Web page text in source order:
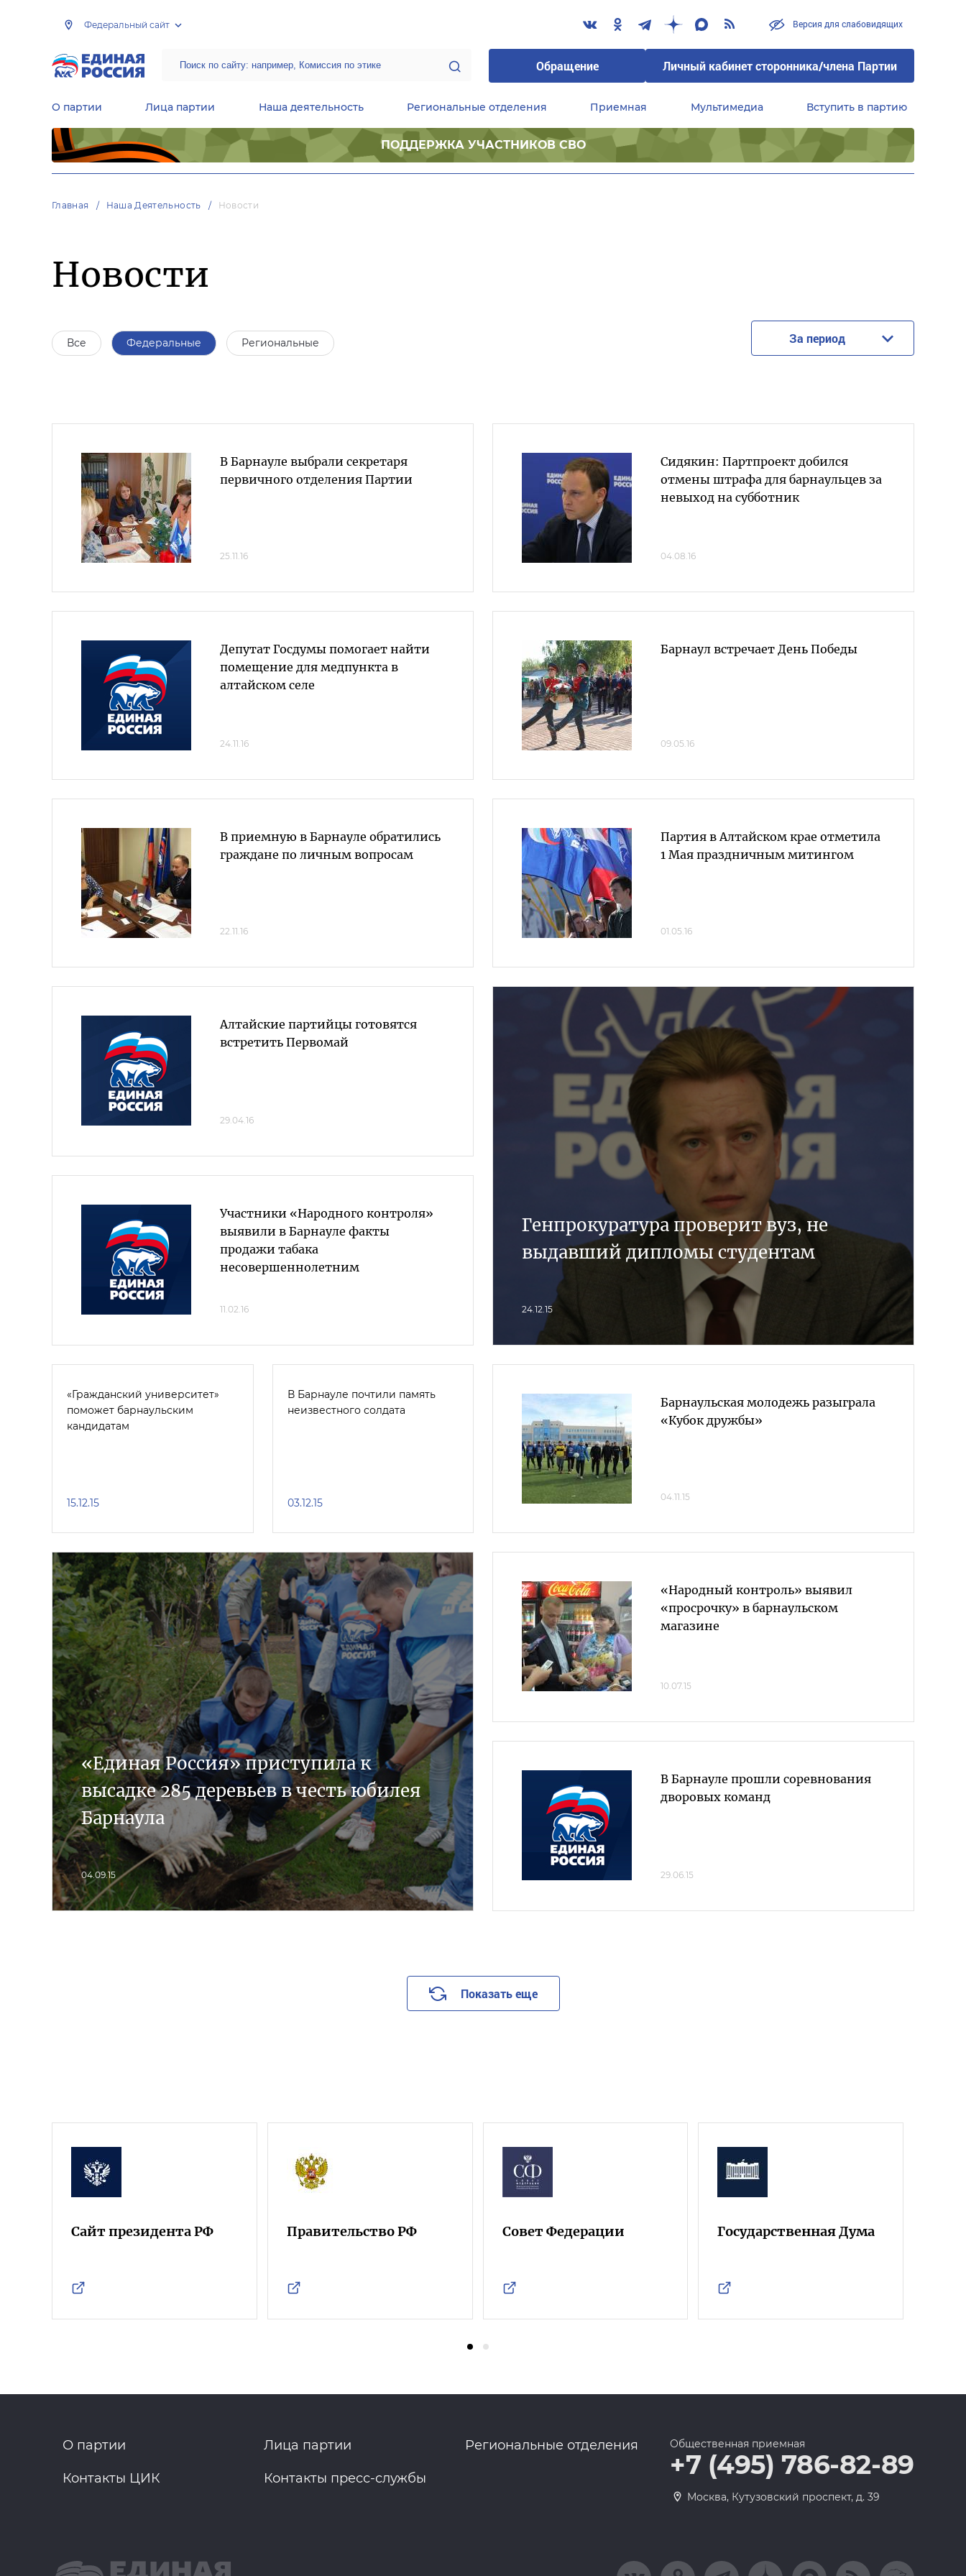
Федеральный сайт Версия для слабовидящих
Обращение Личный кабинет сторонника/члена Партии
О партии Лица партии Наша деятельность Региональные отделения Приемная Мультимедиа Вступить в партию
ПОДДЕРЖКА УЧАСТНИКОВ СВО
Главная Наша Деятельность Новости
Новости
Все Федеральные Региональные За период
В Барнауле выбрали секретаря
первичного отделения Партии
25.11.16
Депутат Госдумы помогает найти
помещение для медпункта в
алтайском селе
24.11.16
В приемную в Барнауле обратились
граждане по личным вопросам
22.11.16
Сидякин: Партпроект добился
отмены штрафа для барнаульцев за
невыход на субботник
04.08.16
Барнаул встречает День Победы
09.05.16
Партия в Алтайском крае отметила
1 Мая праздничным митингом
01.05.16
Алтайские партийцы готовятся
встретить Первомай
29.04.16
Участники «Народного контроля»
выявили в Барнауле факты
продажи табака
несовершеннолетним
11.02.16
Генпрокуратура проверит вуз, не
выдавший дипломы студентам
24.12.15
«Гражданский университет»
поможет барнаульским
кандидатам
15.12.15
В Барнауле почтили память
неизвестного солдата
03.12.15
Барнаульская молодежь разыграла
«Кубок дружбы»
04.11.15
«Единая Россия» приступила к
высадке 285 деревьев в честь юбилея
Барнаула
04.09.15
«Народный контроль» выявил
«просрочку» в барнаульском
магазине
10.07.15
В Барнауле прошли соревнования
дворовых команд
29.06.15
Показать еще
Сайт президента РФ Правительство РФ Совет Федерации Государственная Дума
О партии Лица партии Региональные отделения
Контакты ЦИК Контакты пресс-службы
Общественная приемная
+7 (495) 786-82-89
Москва, Кутузовский проспект, д. 39